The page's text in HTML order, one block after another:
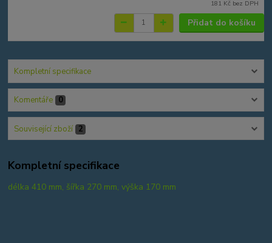
181 Kč bez DPH
Přidat do košíku
Kompletní specifikace
Komentáře 0
Související zboží 2
Kompletní specifikace
délka 410 mm, šířka 270 mm, výška 170 mm